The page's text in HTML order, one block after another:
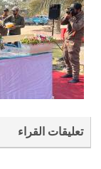
تعليقات القراء